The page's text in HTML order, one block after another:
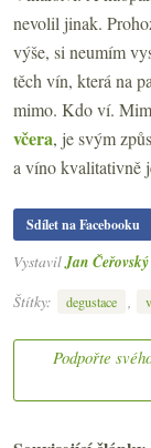
nevolil jinak.
výše, si neumím
těch vín, která na
mimo. Kdo ví.
včera, je svým
a víno kvalitativně
Sdílet na Facebooku
Vystavil Jan Čeřovský
Štítky:
degustace ,
Podpořte